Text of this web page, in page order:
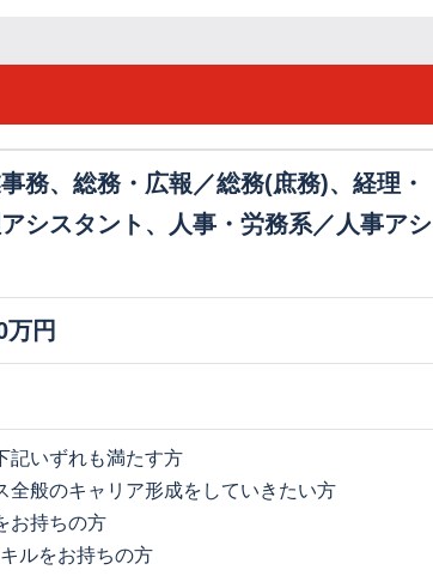
務、総務・広報／総務(庶務)、経理・
シスタント、人事・労務系／人事アシ
万円
記いずれも満たす方
全般のキャリア形成をしていきたい方
お持ちの方
ルをお持ちの方